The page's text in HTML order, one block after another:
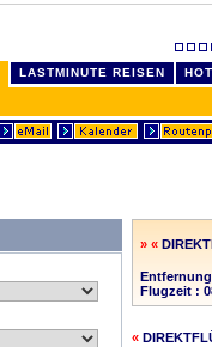
LASTMINUTE REISEN
» «
Flugzeit :
«